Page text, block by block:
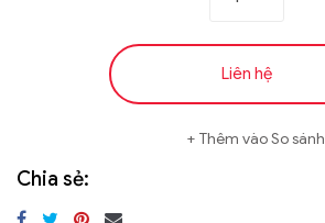
Liên hệ
Thêm vào So sánh
Chia sẻ: